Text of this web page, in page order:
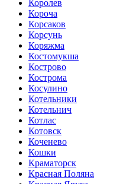
Королев
Короча
Корсаков
Корсунь
Коряжма
Костомукша
Кострово
Кострома
Косулино
Котельники
Котельнич
Котлас
Котовск
Коченево
Кошки
Краматорск
Красная Поляна